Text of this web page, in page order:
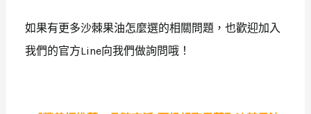
如果有更多沙棘果油怎麼選的相關問題，也歡迎加入
我們的官方Line向我們做詢問哦！